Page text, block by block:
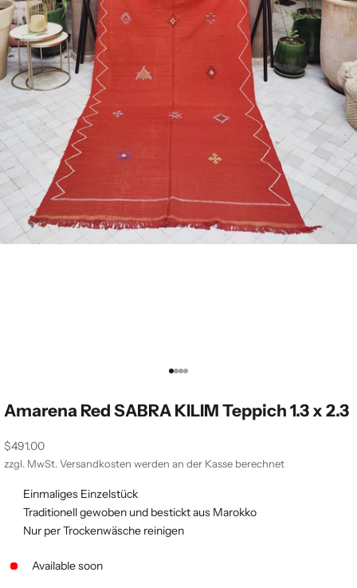
Gehe zu Element 1
Gehe zu Element 2
Gehe zu Element 3
Gehe zu Element 4
Amarena Red SABRA KILIM Teppich 1.3 x 2.3
Angebot
$491.00
zzgl. MwSt. Versandkosten werden an der Kasse berechnet
Einmaliges Einzelstück
Traditionell gewoben und bestickt aus Marokko
Nur per Trockenwäsche reinigen
Available soon